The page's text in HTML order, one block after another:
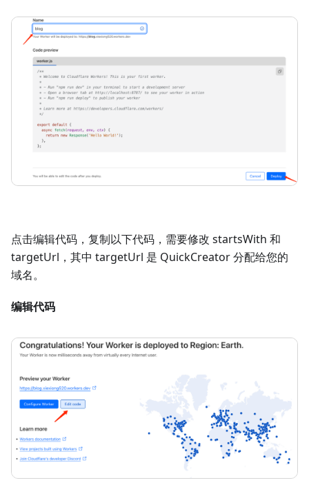
点击编辑代码，复制以下代码，需要修改 startsWith 和
targetUrl，其中 targetUrl 是 QuickCreator 分配给您的
域名。
编辑代码